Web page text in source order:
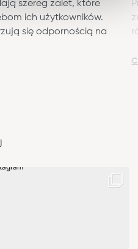
szereg zalet, które
ich użytkowników.
się odpornością na